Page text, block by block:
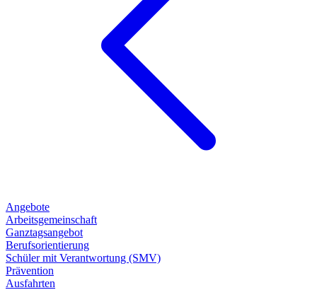
Angebote
Arbeitsgemeinschaft
Ganztagsangebot
Berufsorientierung
Schüler mit Verantwortung (SMV)
Prävention
Ausfahrten